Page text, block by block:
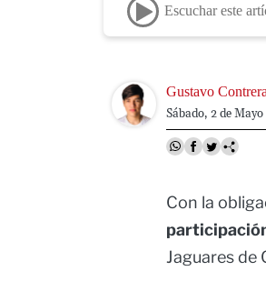
Escuchar este
Image Gustavo
Sábado, 2 de
Con la
Jaguares de